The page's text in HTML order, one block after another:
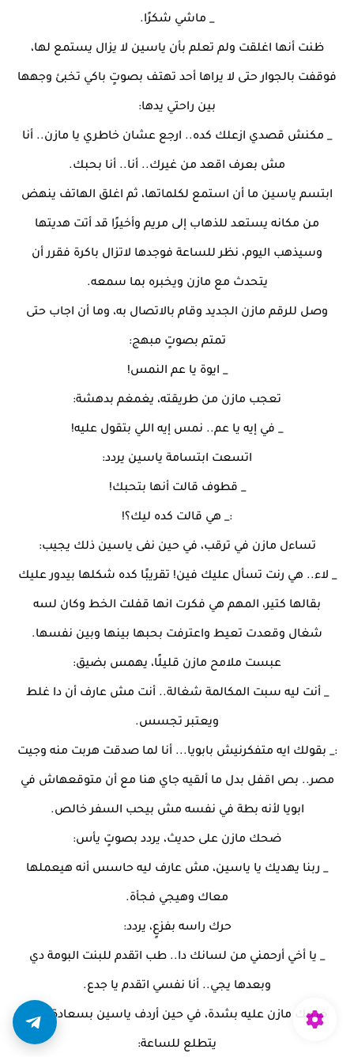
_ ماشي شكرًا.
ظنت أنها اغلقت ولم تعلم بأن ياسين لا يزال يستمع لها،
فوقفت بالجوار حتى لا يراها أحد تهتف بصوتٍ باكي تخبئ وجهها
بين راحتي يدها:
_ مكنش قصدي ازعلك كده.. ارجع عشان خاطري يا مازن.. أنا
مش بعرف اقعد من غيرك.. أنا.. أنا بحبك.
ابتسم ياسين ما أن استمع لكلماتها، ثم اغلق الهاتف ينهض
من مكانه يستعد للذهاب إلى مريم وأخيرًا قد أتت هديتها
وسيذهب اليوم، نظر للساعة فوجدها لاتزال باكرة فقرر أن
يتحدث مع مازن ويخبره بما سمعه.
وصل للرقم مازن الجديد وقام بالاتصال به، وما أن اجاب حتى
تمتم بصوتٍ مبهج:
_ ايوة يا عم النمس!
تعجب مازن من طريقته، يغمغم بدهشة:
_ في إيه يا عم.. نمس إيه اللي بتقول عليه!
اتسعت ابتسامة ياسين يردد:
_ قطوف قالت أنها بتحبك!
:_ هي قالت كده ليك؟!
تساءل مازن في ترقب، في حين نفى ياسين ذلك يجيب:
_ لاء.. هي رنت تسأل عليك فين! تقريبًا كده شكلها بيدور عليك
بقالها كتير، المهم هي فكرت انها قفلت الخط وكان لسه
شغال وقعدت تعيط واعترفت بحبها بينها وبين نفسها.
عبست ملامح مازن قليلًا، يهمس بضيق:
_ أنت ليه سبت المكالمة شغالة.. أنت مش عارف أن دا غلط
ويعتبر تجسس.
:_ بقولك ايه متفكرنيش بابويا... أنا لما صدقت هربت منه وجيت
مصر.. بص اقفل بدل ما ألقيه جاي هنا مع أن متوقعهاش في
ابويا لأنه بطة في نفسه مش بيحب السفر خالص.
ضحك مازن على حديث، يردد بصوتٍ يأس:
_ ربنا يهديك يا ياسين، مش عارف ليه حاسس أنه هيعملها
معاك وهيجي فجأة.
حرك راسه بفزعٍ، يردد:
_ يا أخي أرحمني من لسانك دا.. طب اتقدم للبنت البومة دي
وبعدها يجي.. أنا نفسي اتقدم يا جدع.
ضحك مازن عليه بشدة، في حين أردف ياسين بسعادة وهو
يتطلع للساعة: